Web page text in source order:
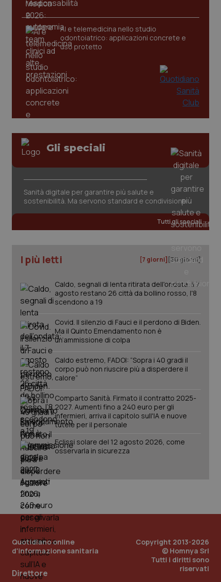
AI e telemedicina nello studio
odontoiatrico: applicazioni concrete e
uso protetto
Gli speciali
Sanità digitale per garantire più salute e
sostenibilità. Ma servono standard e condivisione
Tutti gli speciali
I più letti [7 giorni] [30 giorni]
Caldo, segnali di lenta ritirata dell'ondata: il 7
agosto restano 26 città da bollino rosso, l'8
scendono a 19
Covid. Il silenzio di Fauci e il perdono di Biden.
Ma il Quinto Emendamento non è
un’ammissione di colpa
Caldo estremo, FADOI: “Sopra i 40 gradi il
corpo può non riuscire più a disperdere il
calore”
Comparto Sanità. Firmato il contratto 2025-
2027. Aumenti fino a 240 euro per gli
infermieri, arriva il capitolo sull'IA e nuove
tutele per il personale
Eclissi solare del 12 agosto 2026, come
osservarla in sicurezza
Quotidiano online
d'informazione sanitaria
Direttore
Copyright 2013-2026
© Homnya Srl
Tutti i diritti sono
riservati
tracking-sites-ironfish-
session-id
_ga
PHPSESSID
www.quotidianosanita.it
_ga_KM60CM4NPH